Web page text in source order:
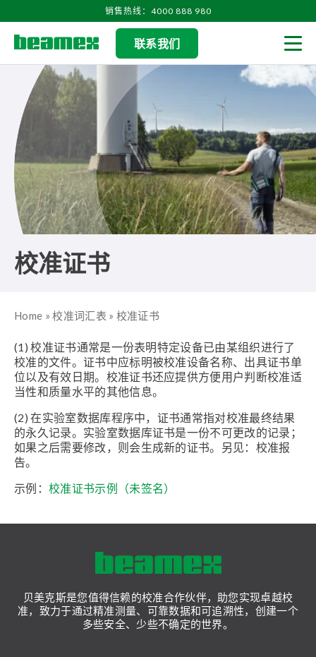
销售热线：4000 888 980
联系我们
校准证书
Home »校准词汇表 » 校准证书
(1) 校准证书通常是一份表明特定设备已由某组织进行了
校准的文件。证书中应标明被校准设备名称、出具证书单
位以及有效日期。校准证书还应提供方便用户判断校准适
当性和质量水平的其他信息。
(2) 在实验室数据库程序中，证书通常指对校准最终结果
的永久记录。实验室数据库证书是一份不可更改的记录；
如果之后需要修改，则会生成新的证书。另见：校准报
告。
示例： 校准证书示例（未签名）
贝美克斯是您值得信赖的校准合作伙伴，助您实现卓越校
准，致力于通过精准测量、可靠数据和可追溯性，创建一个
多些安全、少些不确定的世界。